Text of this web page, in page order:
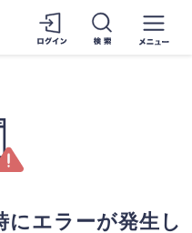
にエラーが発生し